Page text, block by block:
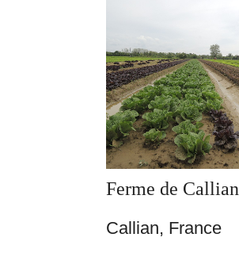
Ferme de Callian
Callian, France